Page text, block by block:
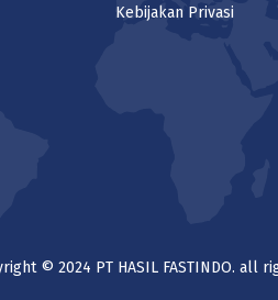
Kebijakan Privasi
© 2024 PT HASIL FASTINDO. all